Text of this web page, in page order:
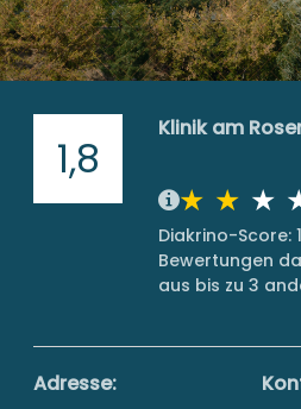
1,8
Klinik am
Diakrino-Score:
Bewertungen
aus bis zu 3
Adresse: